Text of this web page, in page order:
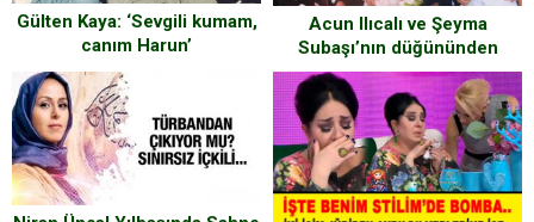
Gülten Kaya: ‘Sevgili kumam,
canım Harun’
Acun Ilıcalı ve Şeyma
Subaşı’nın düğününden
fotoğraflar